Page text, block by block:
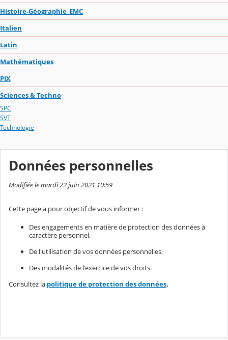
Histoire-Géographie_EMC
Italien
Latin
Mathématiques
PIX
Sciences & Techno
SPC
SVT
Technologie
Données personnelles
Modifiée le mardi 22 juin 2021 10:59
Cette page a pour objectif de vous informer :
Des engagements en matière de protection des données à
caractère personnel,
De l'utilisation de vos données personnelles,
Des modalités de l'exercice de vos droits.
Consultez la politique de protection des données.